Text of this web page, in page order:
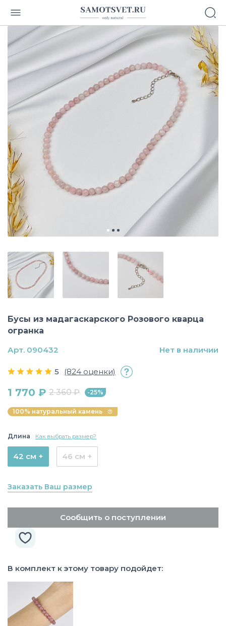
Бусы из мадагаскарского Розового кварца
огранка
5 (824 оценки)
1 770 ₽ 2 360 ₽ -25%
100% натуральный камень
Длина Как выбрать размер?
42 см + 46 см +
Заказать Ваш размер
Сообщить о поступлении
В комплект к этому товару подойдет:
Арт. 090432 Нет в наличии